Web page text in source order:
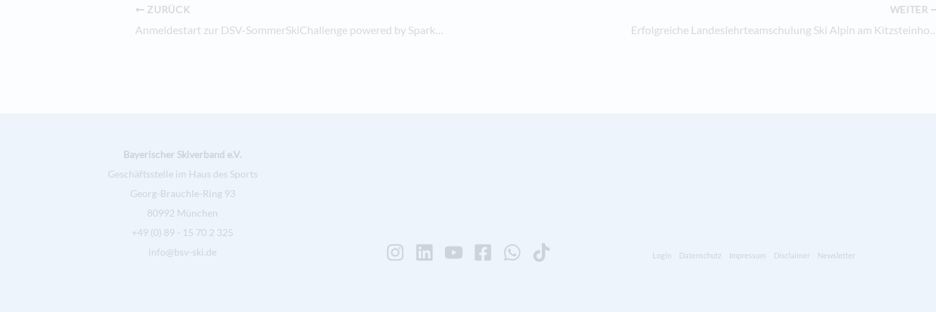
ZURÜCK
Anmeldestart zur DSV-SommerSkiChallenge powered by Sparkassen-Finanzgruppe
WEITER
Erfolgreiche Landeslehrteamschulung
Bayerischer Skiverband e.V.
Geschäftsstelle im Haus des Sports
Georg-Brauchle-Ring 93
80992 München
+49 (0) 89 - 15 70 2 325
info@bsv-ski.de
Login Datenschutz Impressum Disclaimer Newsletter